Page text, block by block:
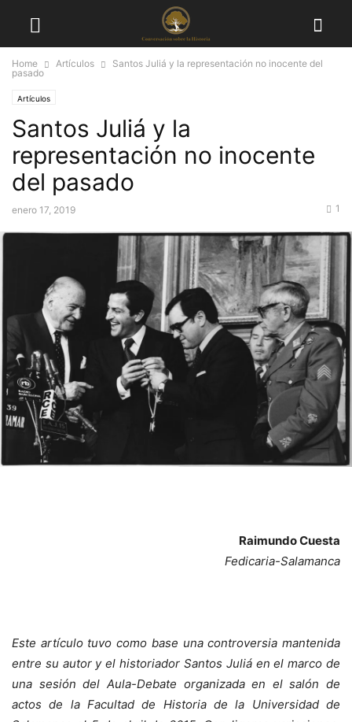
Home Artículos
Santos Juliá y la representación no inocente del
pasado
Artículos
Santos Juliá y la
representación no inocente
del pasado
enero 17, 2019 1
Raimundo Cuesta
Fedicaria-Salamanca
Este artículo tuvo como base una controversia mantenida
entre su autor y el historiador Santos Juliá en el marco de
una sesión del Aula-Debate organizada en el salón de
actos de la Facultad de Historia de la Universidad de